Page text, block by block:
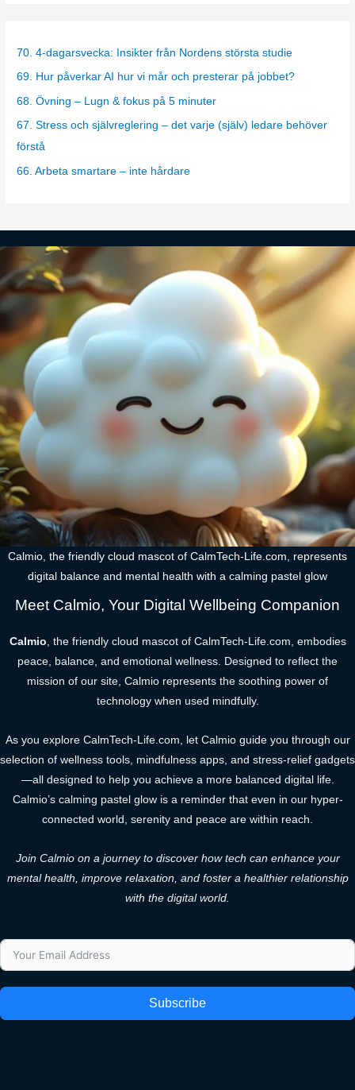
g
e
s
70. 4-dagarsvecka: Insikter från Nordens största studie
69. Hur påverkar AI hur vi mår och presterar på jobbet?
68. Övning – Lugn & fokus på 5 minuter
67. Stress och självreglering – det varje (själv) ledare behöver
förstå
66. Arbeta smartare – inte hårdare
Calmio, the friendly cloud mascot of CalmTech-Life.com, represents
digital balance and mental health with a calming pastel glow
Meet Calmio, Your Digital Wellbeing Companion
Calmio, the friendly cloud mascot of CalmTech-Life.com, embodies
peace, balance, and emotional wellness. Designed to reflect the
mission of our site, Calmio represents the soothing power of
technology when used mindfully.
As you explore CalmTech-Life.com, let Calmio guide you through our
selection of wellness tools, mindfulness apps, and stress-relief gadgets
—all designed to help you achieve a more balanced digital life.
Calmio’s calming pastel glow is a reminder that even in our hyper-
connected world, serenity and peace are within reach.
Join Calmio on a journey to discover how tech can enhance your
mental health, improve relaxation, and foster a healthier relationship
with the digital world.
Subscribe